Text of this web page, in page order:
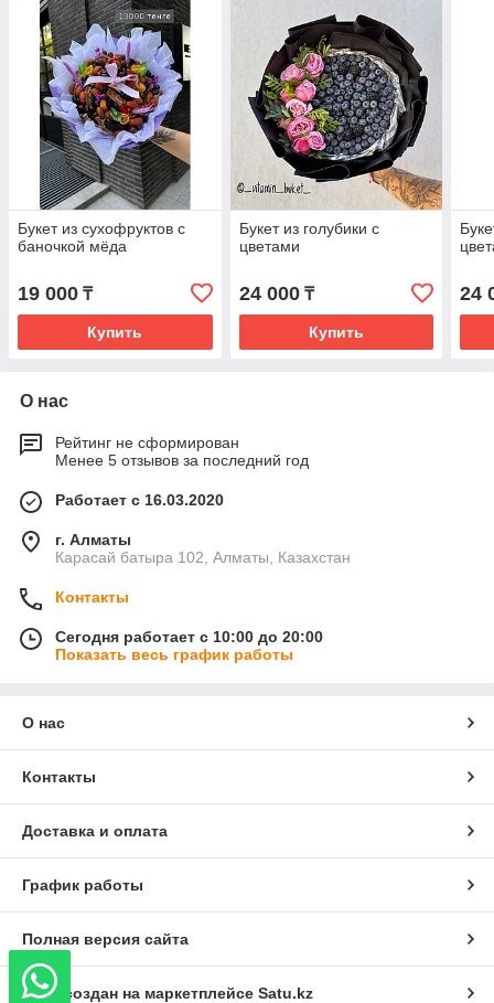
Букет из сухофруктов с
баночкой мёда
19 000 ₸
Купить
Букет из голубики с
цветами
24 000₸
Купить
24
О нас
Рейтинг не сформирован
Менее 5 отзывов за последний год
Работает с 16.03.2020
г. Алматы
Карасай батыра 102, Алматы, Казахстан
Контакты
Сегодня работает с 10:00 до 20:00
Показать весь график работы
О нас
Контакты
Доставка и оплата
График работы
Полная версия сайта
Сайт создан на маркетплейсе Satu.kz